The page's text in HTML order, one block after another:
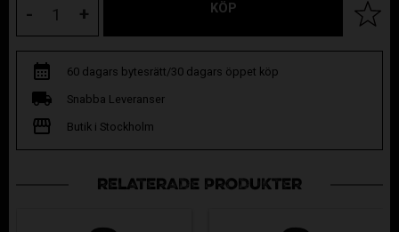
+
- KÖP Lägg
60 dagars bytesrätt/30 dagars öppet köp
Snabba Leveranser
Butik i Stockholm
RELATERADE PRODUKTER